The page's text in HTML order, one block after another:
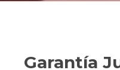
Garantía